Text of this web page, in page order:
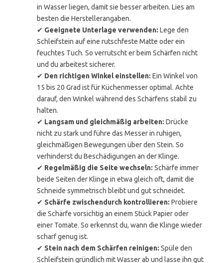
in Wasser liegen, damit sie besser arbeiten. Lies am
besten die Herstellerangaben.
✔ Geeignete Unterlage verwenden: Lege den
Schleifstein auf eine rutschfeste Matte oder ein
feuchtes Tuch. So verrutscht er beim Schärfen nicht
und du arbeitest sicherer.
✔ Den richtigen Winkel einstellen: Ein Winkel von
15 bis 20 Grad ist für Küchenmesser optimal. Achte
darauf, den Winkel während des Schärfens stabil zu
halten.
✔ Langsam und gleichmäßig arbeiten: Drücke
nicht zu stark und führe das Messer in ruhigen,
gleichmäßigen Bewegungen über den Stein. So
verhinderst du Beschädigungen an der Klinge.
✔ Regelmäßig die Seite wechseln: Schärfe immer
beide Seiten der Klinge in etwa gleich oft, damit die
Schneide symmetrisch bleibt und gut schneidet.
✔ Schärfe zwischendurch kontrollieren: Probiere
die Schärfe vorsichtig an einem Stück Papier oder
einer Tomate. So erkennst du, wann die Klinge wieder
scharf genug ist.
✔ Stein nach dem Schärfen reinigen: Spüle den
Schleifstein gründlich mit Wasser ab und lasse ihn gut